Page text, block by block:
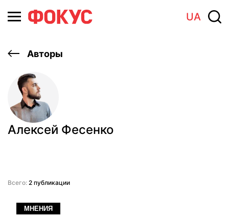
UA
Авторы
Алексей Фесенко
Всего: 2 публикации
МНЕНИЯ